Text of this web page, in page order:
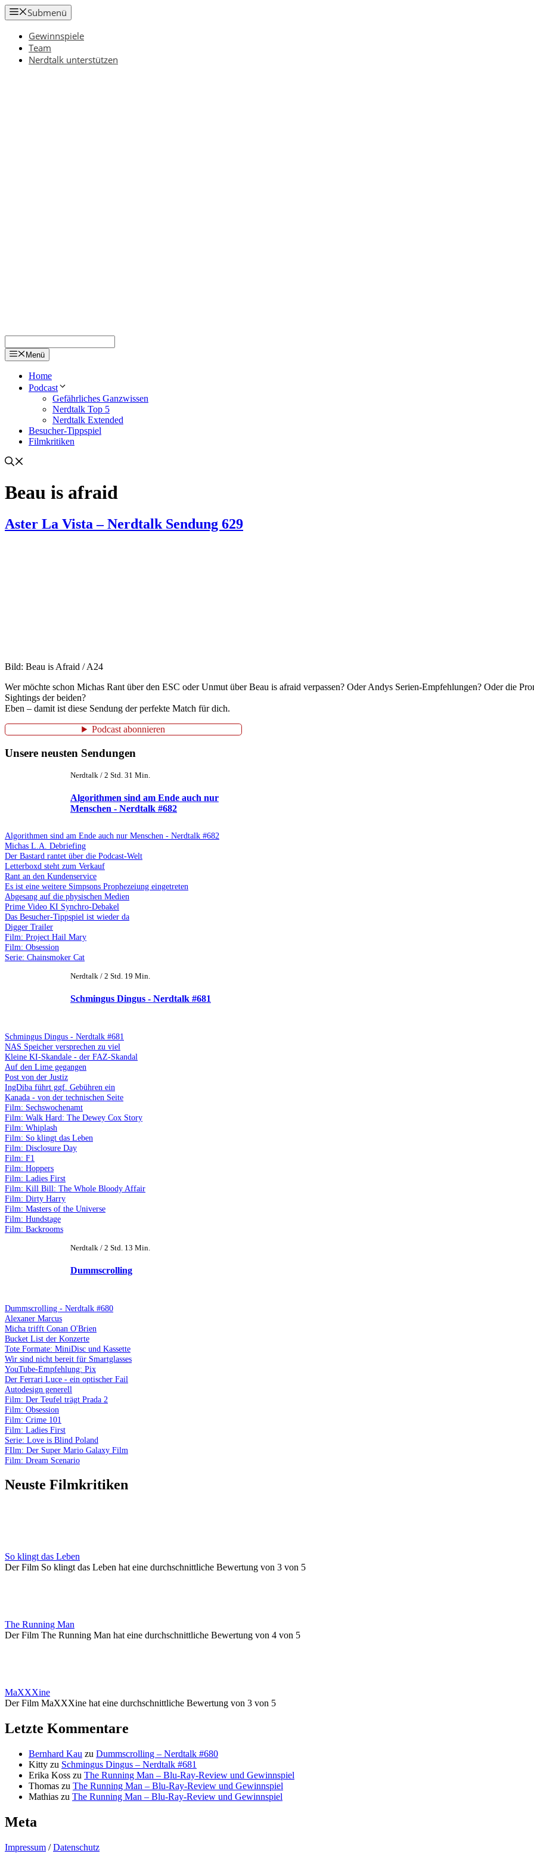
Zum
Inhalt
springen
Submenü
Gewinnspiele
Team
Nerdtalk unterstützen
Menü
Home
Podcast
Gefährliches Ganzwissen
Nerdtalk Top 5
Nerdtalk Extended
Besucher-Tippspiel
Filmkritiken
Beau is afraid
Aster La Vista – Nerdtalk Sendung 629
Bild: Beau is Afraid / A24
Wer möchte schon Michas Rant über den ESC oder Unmut über Beau is afraid verpassen? Oder Andys Serien-Empfehlungen? Oder die
Sightings der beiden?
Eben – damit ist diese Sendung der perfekte Match für dich.
Podcast abonnieren
Unsere neusten Sendungen
Nerdtalk / 2 Std. 31 Min.
Algorithmen sind am Ende auch nur
Menschen - Nerdtalk #682
Algorithmen sind am Ende auch nur Menschen - Nerdtalk #682
Michas L.A. Debriefing
Der Bastard rantet über die Podcast-Welt
Letterboxd steht zum Verkauf
Rant an den Kundenservice
Es ist eine weitere Simpsons Prophezeiung eingetreten
Abgesang auf die physischen Medien
Prime Video KI Synchro-Debakel
Das Besucher-Tippspiel ist wieder da
Digger Trailer
Film: Project Hail Mary
Film: Obsession
Serie: Chainsmoker Cat
Nerdtalk / 2 Std. 19 Min.
Schmingus Dingus - Nerdtalk #681
Schmingus Dingus - Nerdtalk #681
NAS Speicher versprechen zu viel
Kleine KI-Skandale - der FAZ-Skandal
Auf den Lime gegangen
Post von der Justiz
IngDiba führt ggf. Gebühren ein
Kanada - von der technischen Seite
Film: Sechswochenamt
Film: Walk Hard: The Dewey Cox Story
Film: Whiplash
Film: So klingt das Leben
Film: Disclosure Day
Film: F1
Film: Hoppers
Film: Ladies First
Film: Kill Bill: The Whole Bloody Affair
Film: Dirty Harry
Film: Masters of the Universe
Film: Hundstage
Film: Backrooms
Nerdtalk / 2 Std. 13 Min.
Dummscrolling
Dummscrolling - Nerdtalk #680
Alexaner Marcus
Micha trifft Conan O'Brien
Bucket List der Konzerte
Tote Formate: MiniDisc und Kassette
Wir sind nicht bereit für Smartglasses
YouTube-Empfehlung: Pix
Der Ferrari Luce - ein optischer Fail
Autodesign generell
Film: Der Teufel trägt Prada 2
Film: Obsession
Film: Crime 101
Film: Ladies First
Serie: Love is Blind Poland
FIlm: Der Super Mario Galaxy Film
Film: Dream Scenario
Neuste Filmkritiken
So klingt das Leben
Der Film So klingt das Leben hat eine durchschnittliche Bewertung von 3 von 5
The Running Man
Der Film The Running Man hat eine durchschnittliche Bewertung von 4 von 5
MaXXXine
Der Film MaXXXine hat eine durchschnittliche Bewertung von 3 von 5
Letzte Kommentare
Bernhard Kau zu Dummscrolling – Nerdtalk #680
Kitty zu Schmingus Dingus – Nerdtalk #681
Erika Koss zu The Running Man – Blu-Ray-Review und Gewinnspiel
Thomas zu The Running Man – Blu-Ray-Review und Gewinnspiel
Mathias zu The Running Man – Blu-Ray-Review und Gewinnspiel
Meta
Impressum /Datenschutz